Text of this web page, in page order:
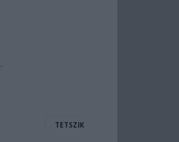
TETSZIK